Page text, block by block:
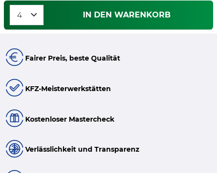
IN DEN WARENKORB
Fairer Preis, beste Qualität
KFZ-Meisterwerkstätten
Kostenloser Mastercheck
Verlässlichkeit und Transparenz